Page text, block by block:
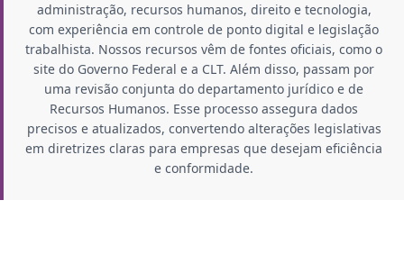
administração, recursos humanos, direito e tecnologia,
com experiência em controle de ponto digital e legislação
trabalhista. Nossos recursos vêm de fontes oficiais, como o
site do Governo Federal e a CLT. Além disso, passam por
uma revisão conjunta do departamento jurídico e de
Recursos Humanos. Esse processo assegura dados
precisos e atualizados, convertendo alterações legislativas
em diretrizes claras para empresas que desejam eficiência
e conformidade.